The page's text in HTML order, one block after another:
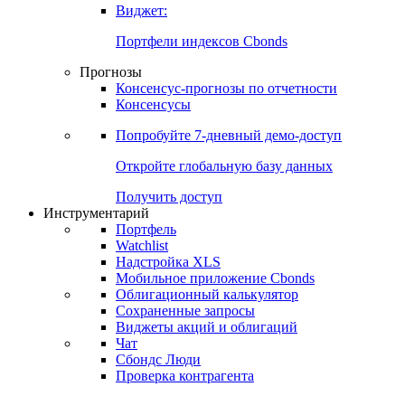
Бензин
Soft Commodities
Виджет:
Портфели индексов Cbonds
Прогнозы
Консенсусы
Попробуйте7-дневный
Откройте глобальную базу данных
Получить доступ
Инструментарий
Портфель
Watchlist
Надстройка XLS
Мобильное приложение Cbonds
Облигационный калькулятор
Сохраненные запросы